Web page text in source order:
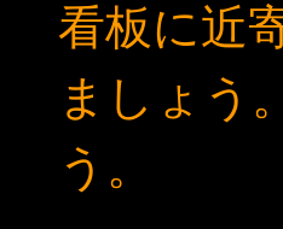
看板に近
ましょう
う。